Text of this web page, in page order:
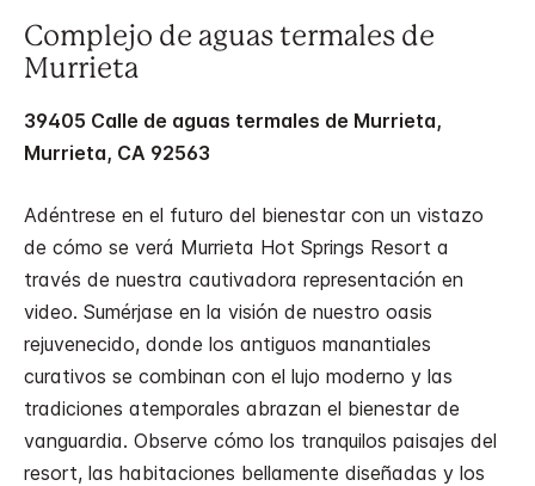
Complejo de aguas termales de
Murrieta
39405 Calle de aguas termales de Murrieta,
Murrieta, CA 92563
Adéntrese en el futuro del bienestar con un vistazo
de cómo se verá Murrieta Hot Springs Resort a
través de nuestra cautivadora representación en
video. Sumérjase en la visión de nuestro oasis
rejuvenecido, donde los antiguos manantiales
curativos se combinan con el lujo moderno y las
tradiciones atemporales abrazan el bienestar de
vanguardia. Observe cómo los tranquilos paisajes del
resort, las habitaciones bellamente diseñadas y los